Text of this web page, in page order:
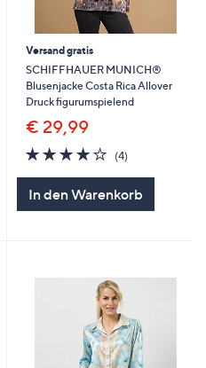
Versand gratis
SCHIFFHAUER MUNICH®
Blusenjacke Costa Rica Allover
Druck figurumspielend
€ 29,99
3.8
von
(4)4
In den Warenkorb